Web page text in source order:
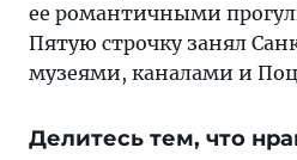
ее романтичными
Пятую строчку занял
музеями, каналами и
Делитесь тем, что